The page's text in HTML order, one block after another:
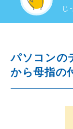
じ
パソコンの
から母指の